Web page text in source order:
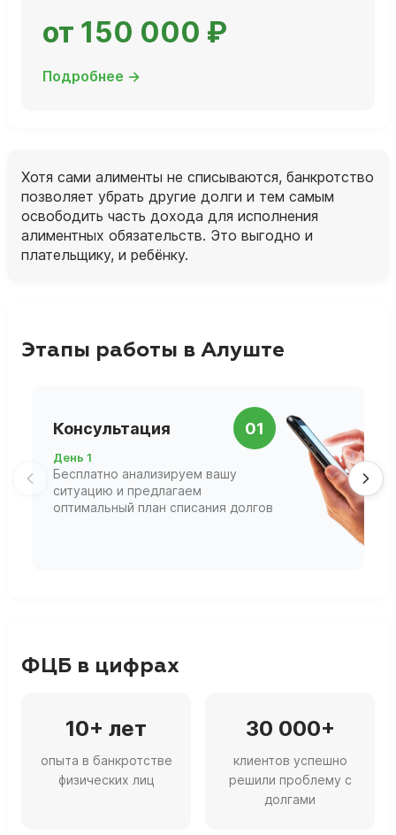
от 150 000 ₽
Подробнее →
Хотя сами алименты не списываются, банкротство
позволяет убрать другие долги и тем самым
освободить часть дохода для исполнения
алиментных обязательств. Это выгодно и
плательщику, и ребёнку.
Этапы работы в Алуште
Консультация 01
День 1
Бесплатно анализируем вашу
ситуацию и предлагаем
оптимальный план списания долгов
ФЦБ в цифрах
10+ лет
опыта в банкротстве
физических лиц
30 000+
клиентов успешно
решили проблему с
долгами